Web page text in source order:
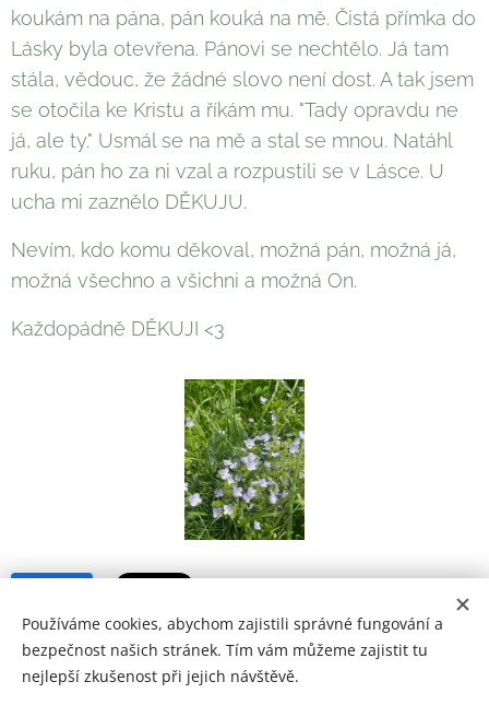
koukám na pána, pán kouká na mě. Čistá přímka do
Lásky byla otevřena. Pánovi se nechtělo. Já tam
stála, vědouc, že žádné slovo není dost. A tak jsem
se otočila ke Kristu a říkám mu. "Tady opravdu ne
já, ale ty." Usmál se na mě a stal se mnou. Natáhl
ruku, pán ho za ni vzal a rozpustili se v Lásce. U
ucha mi zaznělo DĚKUJU.
Nevím, kdo komu děkoval, možná pán, možná já,
možná všechno a všichni a možná On.
Každopádně DĚKUJI <3
Používáme cookies, abychom zajistili správné fungování a
bezpečnost našich stránek. Tím vám můžeme zajistit tu
nejlepší zkušenost při jejich návštěvě.